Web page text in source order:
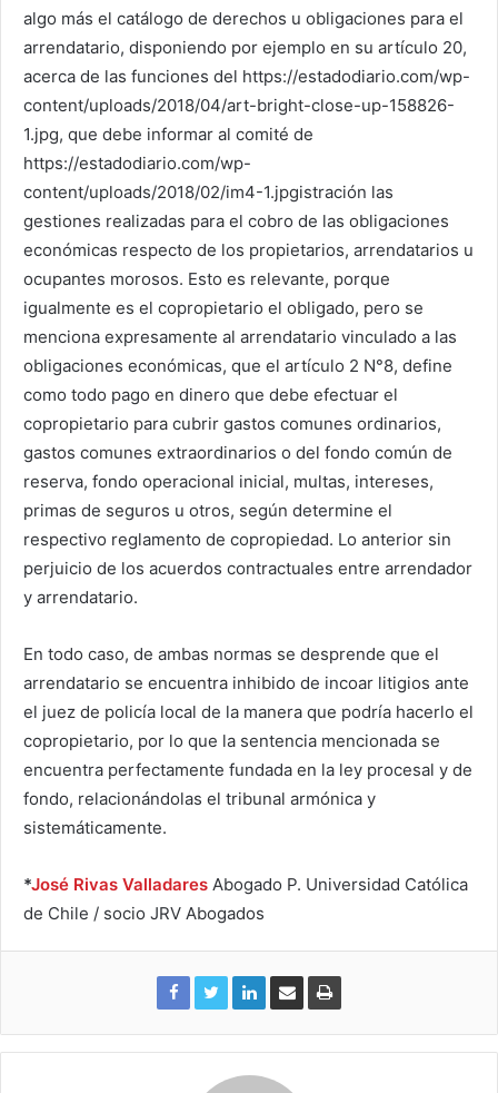
algo más el catálogo de derechos u obligaciones para el
arrendatario, disponiendo por ejemplo en su artículo 20,
acerca de las funciones del https://estadodiario.com/wp-
content/uploads/2018/04/art-bright-close-up-158826-
1.jpg, que debe informar al comité de
https://estadodiario.com/wp-
content/uploads/2018/02/im4-1.jpgistración las
gestiones realizadas para el cobro de las obligaciones
económicas respecto de los propietarios, arrendatarios u
ocupantes morosos. Esto es relevante, porque
igualmente es el copropietario el obligado, pero se
menciona expresamente al arrendatario vinculado a las
obligaciones económicas, que el artículo 2 N°8, define
como todo pago en dinero que debe efectuar el
copropietario para cubrir gastos comunes ordinarios,
gastos comunes extraordinarios o del fondo común de
reserva, fondo operacional inicial, multas, intereses,
primas de seguros u otros, según determine el
respectivo reglamento de copropiedad. Lo anterior sin
perjuicio de los acuerdos contractuales entre arrendador
y arrendatario.
En todo caso, de ambas normas se desprende que el
arrendatario se encuentra inhibido de incoar litigios ante
el juez de policía local de la manera que podría hacerlo el
copropietario, por lo que la sentencia mencionada se
encuentra perfectamente fundada en la ley procesal y de
fondo, relacionándolas el tribunal armónica y
sistemáticamente.
*José Rivas Valladares Abogado P. Universidad Católica
de Chile / socio JRV Abogados